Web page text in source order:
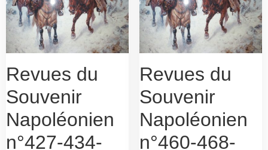
Revues du
Souvenir
Napoléonien
n°427-434-
Revues du
Souvenir
Napoléonien
n°460-468-